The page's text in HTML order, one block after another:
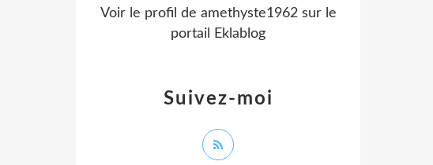
Suivez-moi
Voir le profil de amethyste1962sur le
portail Eklablog